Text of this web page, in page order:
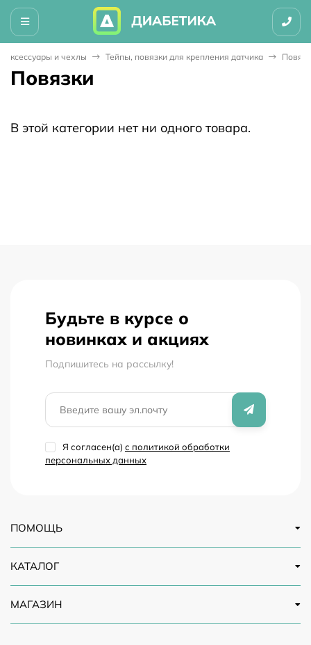
Аксессуары и чехлы Тейпы, повязки для крепления датчика
Повязки
В этой категории нет ни одного товара.
Будьте в курсе о
новинках и акциях
Подпишитесь на рассылкy!
Я согласен(a) с политикой обработки
персональных данных
ПОМОЩЬ
КАТАЛОГ
МАГАЗИН